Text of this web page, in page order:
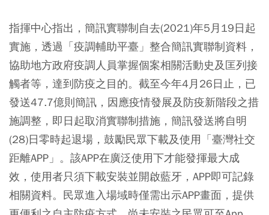
指揮中心指出，簡訊實聯制自去(2021)年5月19日起
實施，透過「疫調輔助平臺」整合簡訊實聯制資料，
協助地方政府疫調人員掌握個案相關活動史及匡列接
觸者等，達到防疫之目的。截至今年4月26日止，已
發送47.7億則簡訊，因應疫情發展及防疫新階段之措
施調整，即日起取消實聯制措施，簡訊發送將自明
(28)日零時起退場，鼓勵民眾下載及使用「臺灣社交
距離APP」。該APP在廣泛使用下才能發揮最大成
效，使用者只須下載安裝並開啟藍牙，APP即可記錄
相關資料。民眾進入場域時僅需出示APP畫面，提供